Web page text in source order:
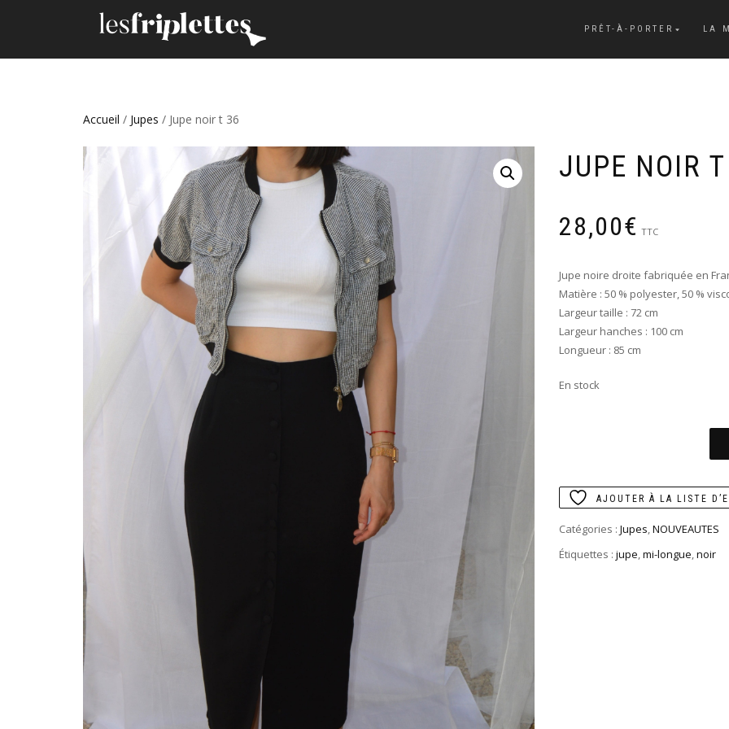
PRÊT-À-PORTER LA
Accueil / Jupes / Jupe noir t 36
JUPE NOIR
28,00€ TTC
Jupe noire droite fabriquée en
Matière : 50 % polyester, 50 %
Largeur taille : 72 cm
Largeur hanches : 100 cm
Longueur : 85 cm
En stock
AJOUTER À LA LISTE
Catégories : Jupes,NOUVEAUTES
Étiquettes : jupe,mi-longue,noir